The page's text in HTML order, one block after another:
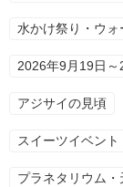
水かけ祭り・ウォ
2026年9月19日～
アジサイの見頃
スイーツイベント
プラネタリウム・